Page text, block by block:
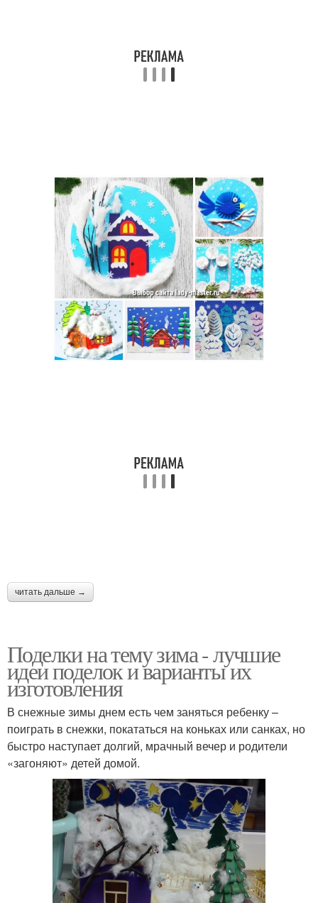
читать дальше →
Поделки на тему зима - лучшие
идеи поделок и варианты их
изготовления
В снежные зимы днем есть чем заняться ребенку –
поиграть в снежки, покататься на коньках или санках, но
быстро наступает долгий, мрачный вечер и родители
«загоняют» детей домой.